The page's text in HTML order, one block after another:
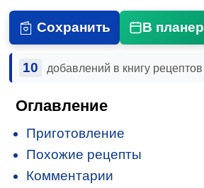
Сохранить В планер
10 добавлений в книгу рецептов
Оглавление
Приготовление
Похожие рецепты
Комментарии